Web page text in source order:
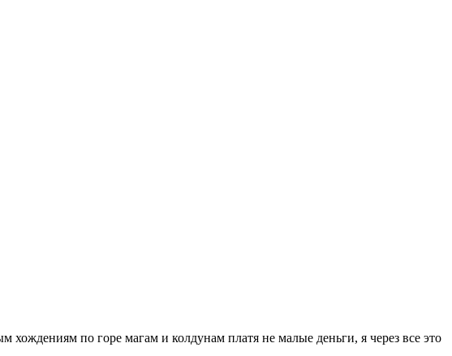
по горе магам и колдунам платя не малые деньги, я через все это